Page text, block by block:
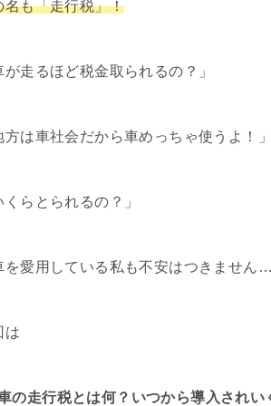
名も「走行税」！
が走るほど税金取られるの？」
方は車社会だから車めっちゃ使うよ！」
くらとられるの？」
を愛用している私も不安はつきません…
は
の走行税とは何？いつから導入されい